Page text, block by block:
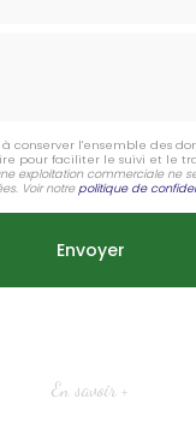
conserver l'ensemble des
pour faciliter le suivi et le
exploitation commerciale ne
Voir notrepolitique de
En savoir +